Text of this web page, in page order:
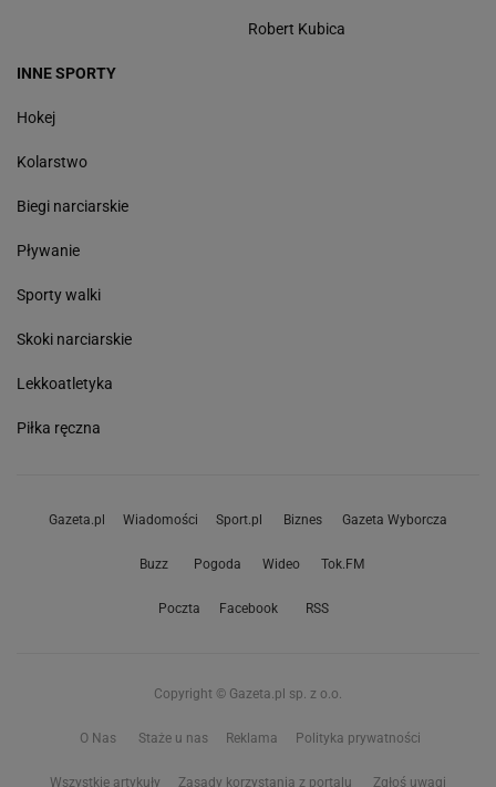
Robert Kubica
INNE SPORTY
Hokej
Kolarstwo
Biegi narciarskie
Pływanie
Sporty walki
Skoki narciarskie
Lekkoatletyka
Piłka ręczna
Gazeta.pl Wiadomości Sport.pl Biznes Gazeta Wyborcza
Buzz Pogoda Wideo Tok.FM
Poczta Facebook RSS
Copyright © Gazeta.pl sp. z o.o.
O Nas Staże u nas Reklama Polityka prywatności
Wszystkie artykuły Zasady korzystania z portalu Zgłoś uwagi